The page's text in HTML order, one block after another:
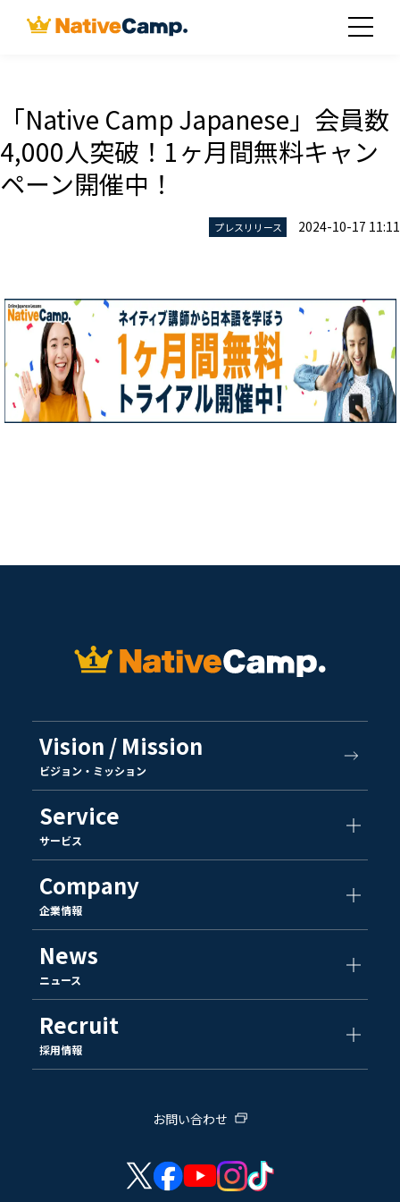
「Native Camp Japanese」会員数
4,000人突破！1ヶ月間無料キャン
ペーン開催中！
プレスリリース 2024-10-17 11:11
Vision / Mission
ビジョン・ミッション
Service
サービス
Company
企業情報
News
ニュース
Recruit
採用情報
お問い合わせ